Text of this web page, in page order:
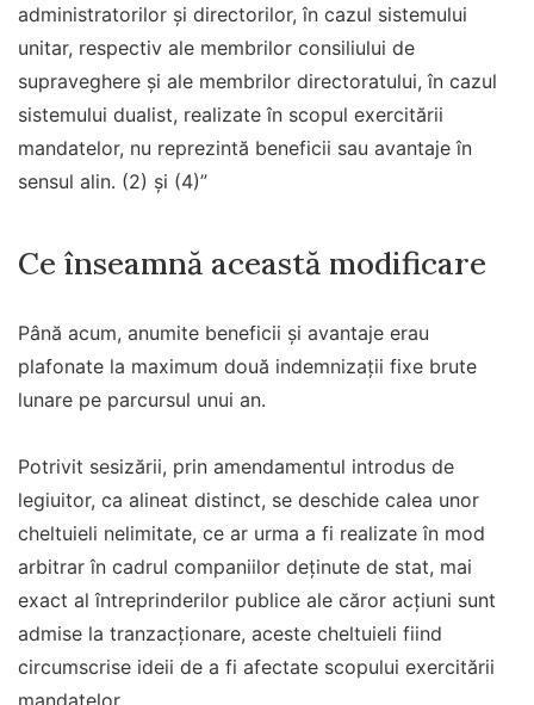
administratorilor şi directorilor, în cazul sistemului
unitar, respectiv ale membrilor consiliului de
supraveghere şi ale membrilor directoratului, în cazul
sistemului dualist, realizate în scopul exercitării
mandatelor, nu reprezintă beneficii sau avantaje în
sensul alin. (2) şi (4)”
Ce înseamnă această modificare
Până acum, anumite beneficii și avantaje erau
plafonate la maximum două indemnizații fixe brute
lunare pe parcursul unui an.
Potrivit sesizării, prin amendamentul introdus de
legiuitor, ca alineat distinct, se deschide calea unor
cheltuieli nelimitate, ce ar urma a fi realizate în mod
arbitrar în cadrul companiilor deţinute de stat, mai
exact al întreprinderilor publice ale căror acţiuni sunt
admise la tranzacţionare, aceste cheltuieli fiind
circumscrise ideii de a fi afectate scopului exercitării